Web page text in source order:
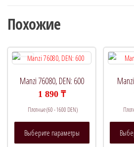
Похожие
Manzi 76080, DEN: 600
1 890 ₸
Плотные (60 - 1600 DEN)
Выберите параметры
Этот